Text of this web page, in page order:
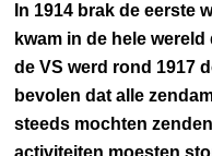
In 1914 brak de eerste
kwam in de hele
de VS werd rond 1917
bevolen dat alle
steeds mochten